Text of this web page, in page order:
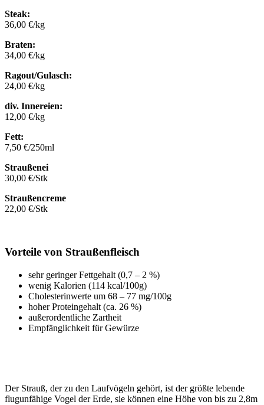
Steak:
36,00 €/kg
Braten:
34,00 €/kg
Ragout/Gulasch:
24,00 €/kg
div. Innereien:
12,00 €/kg
Fett:
7,50 €/250ml
Straußenei
30,00 €/Stk
Straußencreme
22,00 €/Stk
Vorteile von Straußenfleisch
sehr geringer Fettgehalt (0,7 – 2 %)
wenig Kalorien (114 kcal/100g)
Cholesterinwerte um 68 – 77 mg/100g
hoher Proteingehalt (ca. 26 %)
außerordentliche Zartheit
Empfänglichkeit für Gewürze
Der Strauß, der zu den Laufvögeln gehört, ist der größte lebende
flugunfähige Vogel der Erde, sie können eine Höhe von bis zu 2,8m